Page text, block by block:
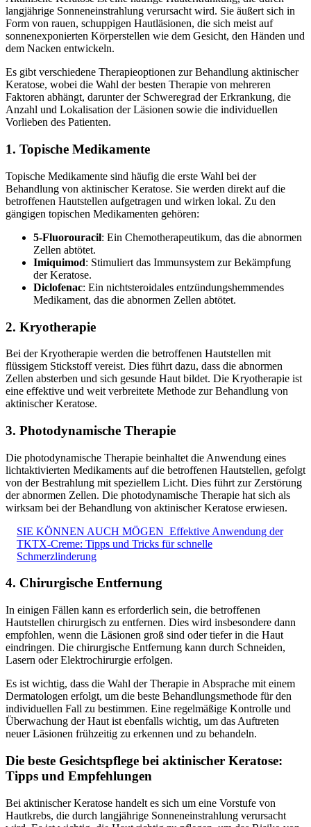
langjährige Sonneneinstrahlung verursacht wird. Sie äußert sich in
Form von rauen, schuppigen Hautläsionen, die sich meist auf
sonnenexponierten Körperstellen wie dem Gesicht, den Händen und
dem Nacken entwickeln.
Es gibt verschiedene Therapieoptionen zur Behandlung aktinischer
Keratose, wobei die Wahl der besten Therapie von mehreren
Faktoren abhängt, darunter der Schweregrad der Erkrankung, die
Anzahl und Lokalisation der Läsionen sowie die individuellen
Vorlieben des Patienten.
1. Topische Medikamente
Topische Medikamente sind häufig die erste Wahl bei der
Behandlung von aktinischer Keratose. Sie werden direkt auf die
betroffenen Hautstellen aufgetragen und wirken lokal. Zu den
gängigen topischen Medikamenten gehören:
5-Fluorouracil: Ein Chemotherapeutikum, das die abnormen
Zellen abtötet.
Imiquimod: Stimuliert das Immunsystem zur Bekämpfung
der Keratose.
Diclofenac: Ein nichtsteroidales entzündungshemmendes
Medikament, das die abnormen Zellen abtötet.
2. Kryotherapie
Bei der Kryotherapie werden die betroffenen Hautstellen mit
flüssigem Stickstoff vereist. Dies führt dazu, dass die abnormen
Zellen absterben und sich gesunde Haut bildet. Die Kryotherapie ist
eine effektive und weit verbreitete Methode zur Behandlung von
aktinischer Keratose.
3. Photodynamische Therapie
Die photodynamische Therapie beinhaltet die Anwendung eines
lichtaktivierten Medikaments auf die betroffenen Hautstellen, gefolgt
von der Bestrahlung mit speziellem Licht. Dies führt zur Zerstörung
der abnormen Zellen. Die photodynamische Therapie hat sich als
wirksam bei der Behandlung von aktinischer Keratose erwiesen.
SIE KÖNNEN AUCH MÖGEN Effektive Anwendung der
TKTX-Creme: Tipps und Tricks für schnelle
Schmerzlinderung
4. Chirurgische Entfernung
In einigen Fällen kann es erforderlich sein, die betroffenen
Hautstellen chirurgisch zu entfernen. Dies wird insbesondere dann
empfohlen, wenn die Läsionen groß sind oder tiefer in die Haut
eindringen. Die chirurgische Entfernung kann durch Schneiden,
Lasern oder Elektrochirurgie erfolgen.
Es ist wichtig, dass die Wahl der Therapie in Absprache mit einem
Dermatologen erfolgt, um die beste Behandlungsmethode für den
individuellen Fall zu bestimmen. Eine regelmäßige Kontrolle und
Überwachung der Haut ist ebenfalls wichtig, um das Auftreten
neuer Läsionen frühzeitig zu erkennen und zu behandeln.
Die beste Gesichtspflege bei aktinischer Keratose:
Tipps und Empfehlungen
Bei aktinischer Keratose handelt es sich um eine Vorstufe von
Hautkrebs, die durch langjährige Sonneneinstrahlung verursacht